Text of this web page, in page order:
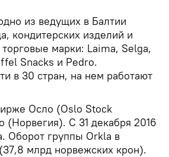
из ведущих в Балтии
кондитерских изделий и
марки: Laima, Selga,
Snacks и Pedro.
в 30 стран, на нем работают
Осло (Oslo Stock
(Норвегия). С 31 декабря 2016
Оборот группы Orkla в
млрд норвежских крон).